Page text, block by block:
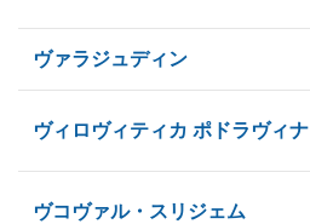
ヴァラジュディン
ヴィロヴィティカ ポドラヴィナ
ヴコヴァル・スリジェム